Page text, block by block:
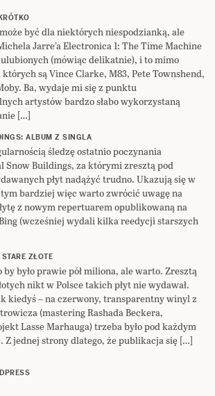
być dla niektórych niespodzianką, ale
Jarre’a Electronica 1: The Time Machine
(mówiąc delikatnie), i to mimo
są Vince Clarke, M83, Pete Townshend,
Ba, wydaje mi się z punktu
artystów bardzo słabo wykorzystaną
[…]
ALBUM Z SINGLA
śledzę ostatnio poczynania
Snow Buildings, za którymi zresztą pod
płyt nadążyć trudno. Ukazują się w
bardziej więc warto zwrócić uwagę na
z nowym repertuarem opublikowaną na
(wcześniej wydali kilka reedycji starszych
ZŁOTE
było prawie pół miliona, ale warto. Zresztą
nikt w Polsce takich płyt nie wydawał.
kiedyś – na czerwony, transparentny winyl z
(mastering Rashada Beckera,
Lasse Marhauga) trzeba było pod każdym
Z jednej strony dlatego, że publikacja się […]